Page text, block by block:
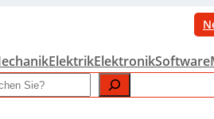
ElektrikElektronikSoftware